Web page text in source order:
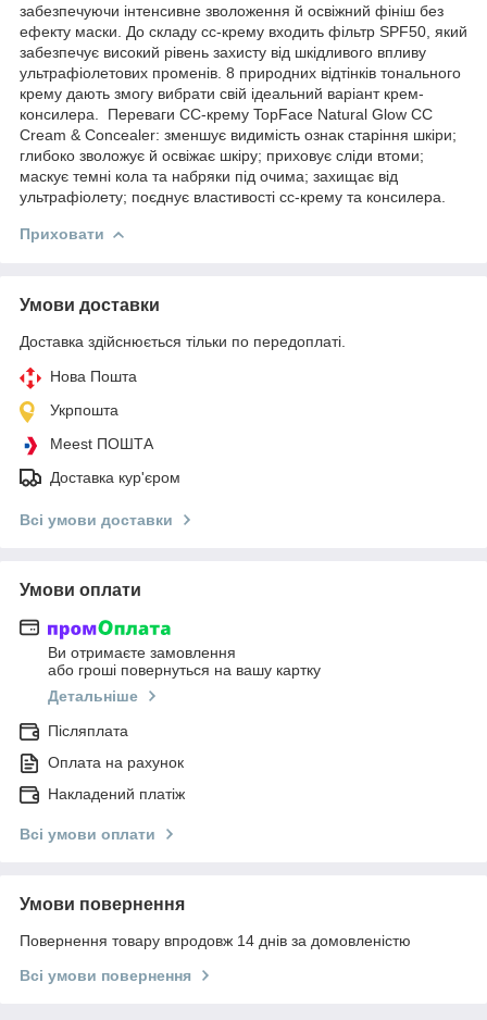
забезпечуючи інтенсивне зволоження й освіжний фініш без
ефекту маски. До складу cc-крему входить фільтр SPF50, який
забезпечує високий рівень захисту від шкідливого впливу
ультрафіолетових променів. 8 природних відтінків тонального
крему дають змогу вибрати свій ідеальний варіант крем-
консилера. Переваги СС-крему TopFace Natural Glow CC
Cream & Concealer: зменшує видимість ознак старіння шкіри;
глибоко зволожує й освіжає шкіру; приховує сліди втоми;
маскує темні кола та набряки під очима; захищає від
ультрафіолету; поєднує властивості cc-крему та консилера.
Приховати
Умови доставки
Доставка здійснюється тільки по передоплаті.
Нова Пошта
Укрпошта
Meest ПОШТА
Доставка кур'єром
Всі умови доставки
Умови оплати
Ви отримаєте замовлення
або гроші повернуться на вашу картку
Детальніше
Післяплата
Оплата на рахунок
Накладений платіж
Всі умови оплати
Умови повернення
Повернення товару впродовж 14 днів за домовленістю
Всі умови повернення